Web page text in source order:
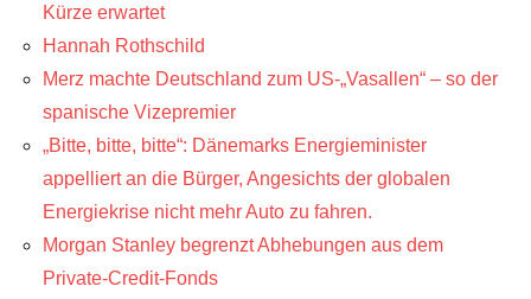
Kürze erwartet
Hannah Rothschild
Merz machte Deutschland zum US-„Vasallen“ – so der
spanische Vizepremier
„Bitte, bitte, bitte“: Dänemarks Energieminister
appelliert an die Bürger, Angesichts der globalen
Energiekrise nicht mehr Auto zu fahren.
Morgan Stanley begrenzt Abhebungen aus dem
Private-Credit-Fonds